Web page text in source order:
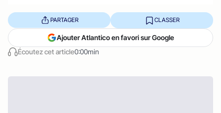
Écoutez cet article0:00min
PARTAGER CLASSER
Ajouter Atlantico en favori sur Google